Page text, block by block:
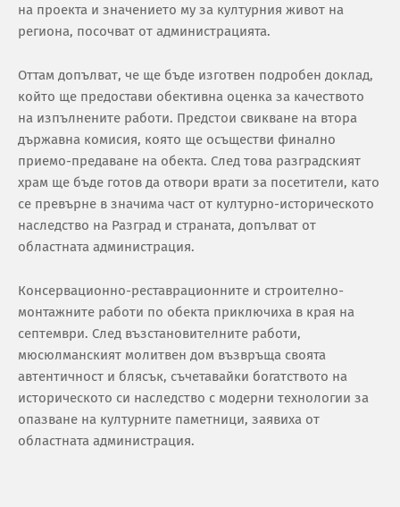
на проекта и значението му за културния живот на
региона, посочват от администрацията.
Оттам допълват, че ще бъде изготвен подробен доклад,
който ще предостави обективна оценка за качеството
на изпълнените работи. Предстои свикване на втора
държавна комисия, която ще осъществи финално
приемо-предаване на обекта. След това разградският
храм ще бъде готов да отвори врати за посетители, като
се превърне в значима част от културно-историческото
наследство на Разград и страната, допълват от
областната администрация.
Консервационно-реставрационните и строително-
монтажните работи по обекта приключиха в края на
септември. След възстановителните работи,
мюсюлманският молитвен дом възвръща своята
автентичност и блясък, съчетавайки богатството на
историческото си наследство с модерни технологии за
опазване на културните паметници, заявиха от
областната администрация.